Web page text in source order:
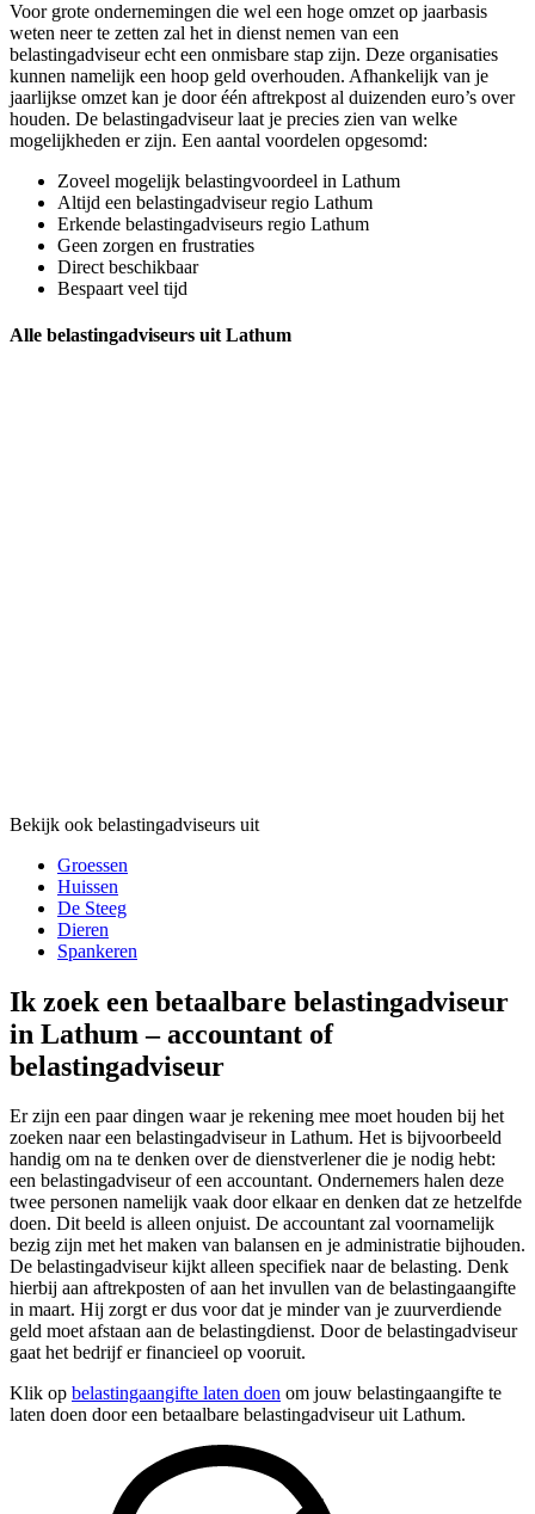
Voor grote ondernemingen die wel een hoge omzet op jaarbasis
weten neer te zetten zal het in dienst nemen van een
belastingadviseur echt een onmisbare stap zijn. Deze organisaties
kunnen namelijk een hoop geld overhouden. Afhankelijk van je
jaarlijkse omzet kan je door één aftrekpost al duizenden euro’s over
houden. De belastingadviseur laat je precies zien van welke
mogelijkheden er zijn. Een aantal voordelen opgesomd:
Zoveel mogelijk belastingvoordeel in Lathum
Altijd een belastingadviseur regio Lathum
Erkende belastingadviseurs regio Lathum
Geen zorgen en frustraties
Direct beschikbaar
Bespaart veel tijd
Alle belastingadviseurs uit Lathum
Bekijk ook belastingadviseurs uit
Groessen
Huissen
De Steeg
Dieren
Spankeren
Ik zoek een betaalbare belastingadviseur
in Lathum – accountant of
belastingadviseur
Er zijn een paar dingen waar je rekening mee moet houden bij het
zoeken naar een belastingadviseur in Lathum. Het is bijvoorbeeld
handig om na te denken over de dienstverlener die je nodig hebt:
een belastingadviseur of een accountant. Ondernemers halen deze
twee personen namelijk vaak door elkaar en denken dat ze hetzelfde
doen. Dit beeld is alleen onjuist. De accountant zal voornamelijk
bezig zijn met het maken van balansen en je administratie bijhouden.
De belastingadviseur kijkt alleen specifiek naar de belasting. Denk
hierbij aan aftrekposten of aan het invullen van de belastingaangifte
in maart. Hij zorgt er dus voor dat je minder van je zuurverdiende
geld moet afstaan aan de belastingdienst. Door de belastingadviseur
gaat het bedrijf er financieel op vooruit.
Klik op belastingaangifte laten doen om jouw belastingaangifte te
laten doen door een betaalbare belastingadviseur uit Lathum.